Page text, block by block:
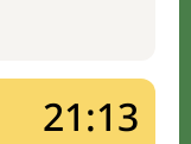
21:13